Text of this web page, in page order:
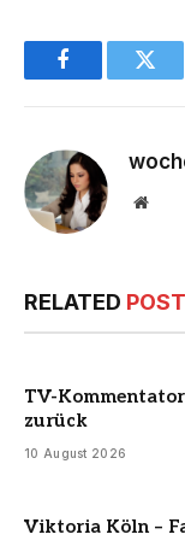
Facebook
RELATED
TV-
zurück
10 August 2026
Viktoria Köln –